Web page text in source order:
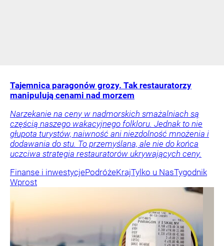
Tajemnica paragonów grozy. Tak restauratorzy
manipulują cenami nad morzem
Narzekanie na ceny w nadmorskich smażalniach są
częścią naszego wakacyjnego folkloru. Jednak to nie
głupota turystów, naiwność ani niezdolność mnożenia i
dodawania do stu. To przemyślana, ale nie do końca
uczciwa strategia restauratorów ukrywających ceny.
Finanse i inwestycjePodróżeKrajTylko u NasTygodnik
Wprost